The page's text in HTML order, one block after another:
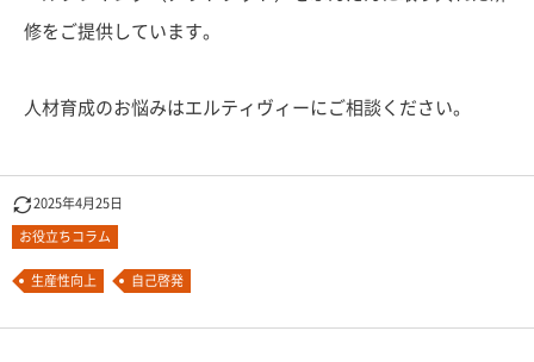
修をご提供しています。
人材育成のお悩みはエルティヴィーにご相談ください。
2025年4月25日
お役立ちコラム
生産性向上 自己啓発